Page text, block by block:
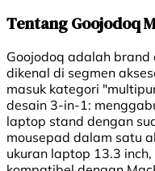
Tentang Goojodoq
Goojodoq adalah brand
dikenal di segmen
masuk kategori
desain 3-in-1:
laptop stand dengan
mousepad dalam satu
ukuran laptop 13.3